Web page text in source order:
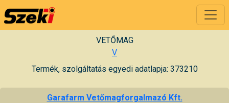
VETŐMAG
V
Termék, szolgáltatás egyedi adatlapja: 373210
Garafarm Vetőmagforgalmazó Kft.